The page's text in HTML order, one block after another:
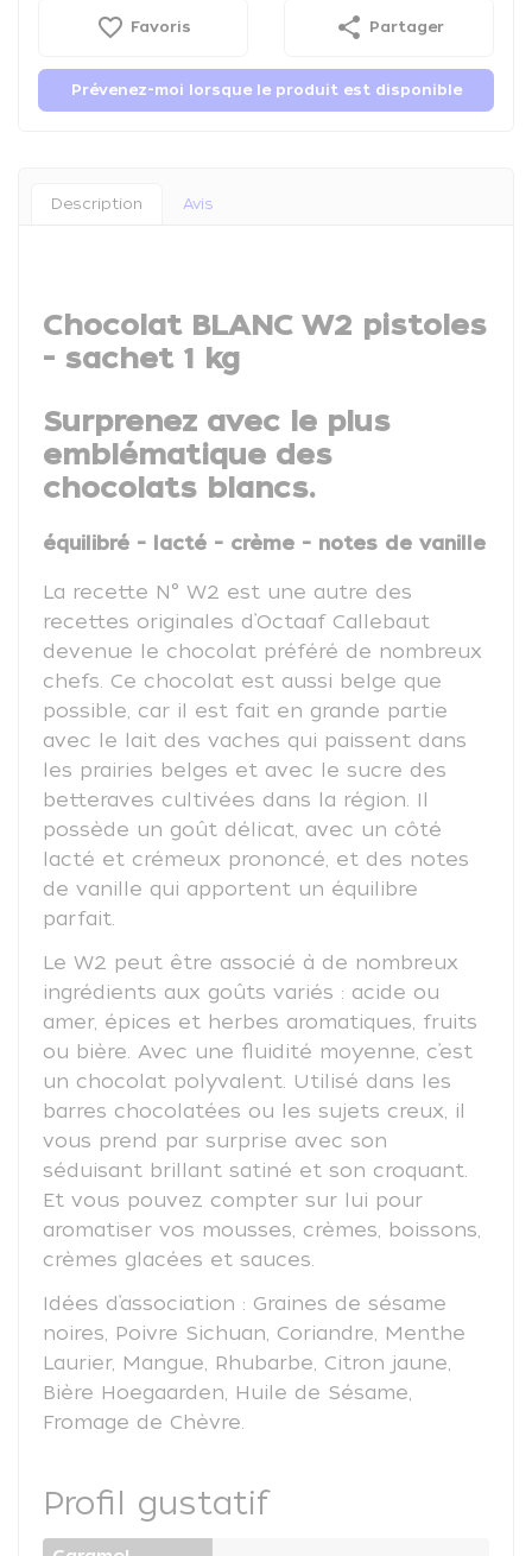
favorite_border Favoris share Partager
Prévenez-moi lorsque le produit est disponible
Description Avis
Chocolat BLANC W2 pistoles
- sachet 1 kg
Surprenez avec le plus
emblématique des
chocolats blancs.
équilibré - lacté - crème - notes de vanille
La recette N° W2 est une autre des
recettes originales d’Octaaf Callebaut
devenue le chocolat préféré de nombreux
chefs. Ce chocolat est aussi belge que
possible, car il est fait en grande partie
avec le lait des vaches qui paissent dans
les prairies belges et avec le sucre des
betteraves cultivées dans la région. Il
possède un goût délicat, avec un côté
lacté et crémeux prononcé, et des notes
de vanille qui apportent un équilibre
parfait.
Le W2 peut être associé à de nombreux
ingrédients aux goûts variés : acide ou
amer, épices et herbes aromatiques, fruits
ou bière. Avec une fluidité moyenne, c’est
un chocolat polyvalent. Utilisé dans les
barres chocolatées ou les sujets creux, il
vous prend par surprise avec son
séduisant brillant satiné et son croquant.
Et vous pouvez compter sur lui pour
aromatiser vos mousses, crèmes, boissons,
crèmes glacées et sauces.
Idées d’association : Graines de sésame
noires, Poivre Sichuan, Coriandre, Menthe
Laurier, Mangue, Rhubarbe, Citron jaune,
Bière Hoegaarden, Huile de Sésame,
Fromage de Chèvre.
Profil gustatif